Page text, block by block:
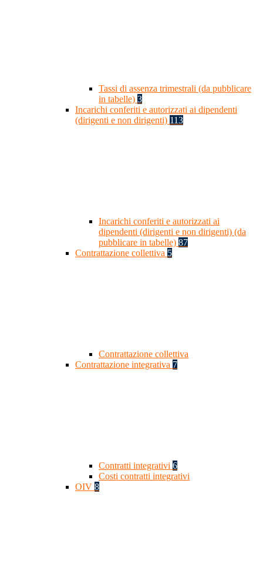
Tassi di assenza trimestrali (da pubblicare
in tabelle) 3
Incarichi conferiti e autorizzati ai dipendenti
(dirigenti e non dirigenti) 113
Incarichi conferiti e autorizzati ai
dipendenti (dirigenti e non dirigenti) (da
pubblicare in tabelle) 87
Contrattazione collettiva 5
Contrattazione collettiva
Contrattazione integrativa 7
Contratti integrativi 6
Costi contratti integrativi
OIV 8